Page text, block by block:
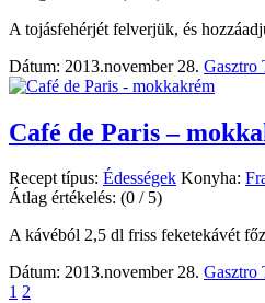
A tojásfehérjét felverjük, és
Dátum: 2013.november 28. Gasztro
Café de Paris –
Recept típus: Édességek Konyha:
Átlag értékelés: (0 / 5)
A kávéból 2,5 dl friss feketekávét
Dátum: 2013.november 28. Gasztro
1 2